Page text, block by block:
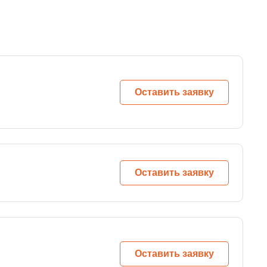
Оставить заявку
Оставить заявку
Оставить заявку